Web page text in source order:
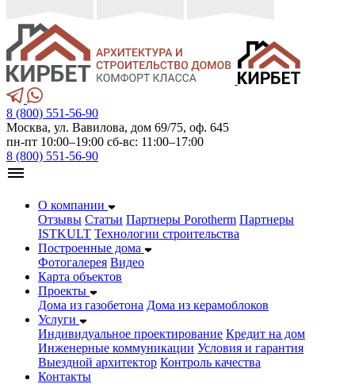
8 (800) 551-56-90
Москва, ул. Вавилова, дом 69/75, оф. 645
пн-пт 10:00–19:00 сб-вс: 11:00–17:00
8 (800) 551-56-90
О компании
Отзывы Статьи Партнеры Porotherm Партнеры
ISTKULT Технологии строительства
Построенные дома
Фотогалерея Видео
Карта объектов
Проекты
Дома из газобетонa Дома из керамоблоков
Услуги
Индивидуальное проектирование Кредит на дом
Инженерные коммуникации Условия и гарантия
Выездной архитектор Контроль качества
Контакты